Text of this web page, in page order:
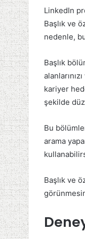
LinkedIn
Başlık ve
nedenle,
Başlık
kariyer
şekilde
Bu
arama
Başlık ve